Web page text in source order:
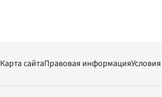
Карта сайтаПравовая информация